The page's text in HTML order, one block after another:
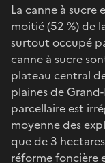
La canne à sucre
moitié (52 %) de
surtout occupé
canne à sucre
plateau central
plaines de
parcellaire est
moyenne des
que de 3
réforme foncière